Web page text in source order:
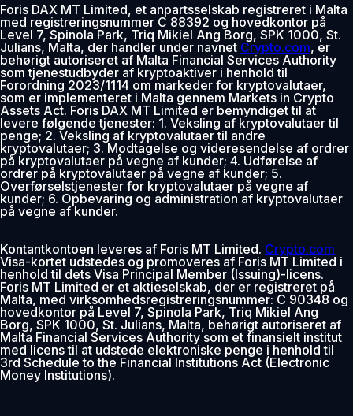
0% gebyr de første 30 dage
Tilføj
Foris DAX MT Limited, et anpartsselskab registreret i Malta
med registreringsnummer C 88392 og hovedkontor på
Level 7, Spinola Park, Triq Mikiel Ang Borg, SPK 1000, St.
Julians, Malta, der handler under navnet Crypto.com, er
behørigt autoriseret af Malta Financial Services Authority
som tjenestudbyder af kryptoaktiver i henhold til
Forordning 2023/1114 om markeder for kryptovalutaer,
som er implementeret i Malta gennem Markets in Crypto
Assets Act. Foris DAX MT Limited er bemyndiget til at
levere følgende tjenester: 1. Veksling af kryptovalutaer til
penge; 2. Veksling af kryptovalutaer til andre
kryptovalutaer; 3. Modtagelse og videresendelse af ordrer
på kryptovalutaer på vegne af kunder; 4. Udførelse af
ordrer på kryptovalutaer på vegne af kunder; 5.
Overførselstjenester for kryptovalutaer på vegne af
kunder; 6. Opbevaring og administration af kryptovalutaer
på vegne af kunder.
Kontantkontoen leveres af Foris MT Limited. Crypto.com
Visa-kortet udstedes og promoveres af Foris MT Limited i
henhold til dets Visa Principal Member (Issuing)-licens.
Foris MT Limited er et aktieselskab, der er registreret på
Malta, med virksomhedsregistreringsnummer: C 90348 og
hovedkontor på Level 7, Spinola Park, Triq Mikiel Ang
Borg, SPK 1000, St. Julians, Malta, behørigt autoriseret af
Malta Financial Services Authority som et finansielt institut
med licens til at udstede elektroniske penge i henhold til
3rd Schedule to the Financial Institutions Act (Electronic
Money Institutions).